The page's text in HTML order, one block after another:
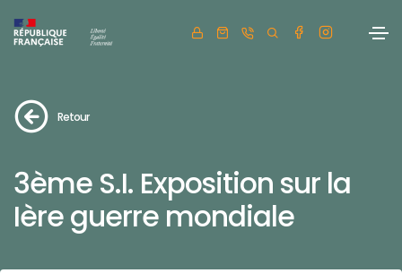
Retour
3ème S.I. Exposition sur la
Ière guerre mondiale